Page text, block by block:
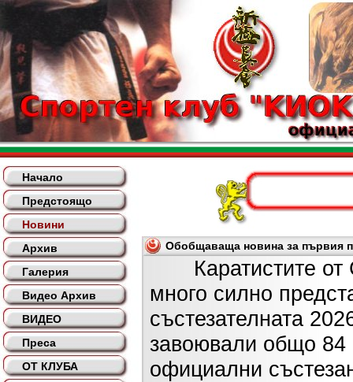
Начало
Предстоящо
Новини
Архив
Галерия
Видео Архив
ВИДЕО
Преса
ОТ КЛУБА
Обобщаваща новина за първия
Каратистите от
много силно
състезателната
завоювали общо 84
официални